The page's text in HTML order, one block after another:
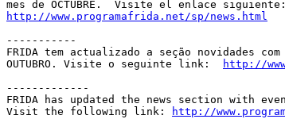
http://www.programafrida.net/sp/news.html
-----------
FRIDA tem actualizado a seção novidades
OUTUBRO. Visite o seguinte link:
http://
-------------
FRIDA has updated the news section with
Visit the following link:
http://